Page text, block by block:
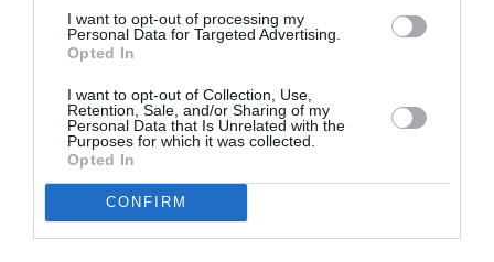
I want to opt-out of processing my
Personal Data for Targeted Advertising.
Opted In
I want to opt-out of Collection, Use,
Retention, Sale, and/or Sharing of my
Personal Data that Is Unrelated with the
Purposes for which it was collected.
Opted In
CONFIRM